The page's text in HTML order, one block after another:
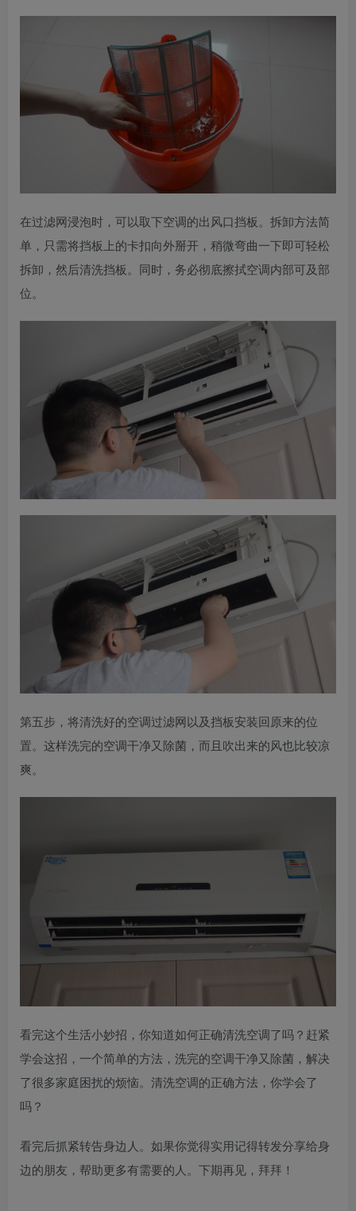
在过滤网浸泡时，可以取下空调的出风口挡板。拆卸方法简
单，只需将挡板上的卡扣向外掰开，稍微弯曲一下即可轻松
拆卸，然后清洗挡板。同时，务必彻底擦拭空调内部可及部
位。
第五步，将清洗好的空调过滤网以及挡板安装回原来的位
置。这样洗完的空调干净又除菌，而且吹出来的风也比较凉
爽。
看完这个生活小妙招，你知道如何正确清洗空调了吗？赶紧
学会这招，一个简单的方法，洗完的空调干净又除菌，解决
了很多家庭困扰的烦恼。清洗空调的正确方法，你学会了
吗？
看完后抓紧转告身边人。如果你觉得实用记得转发分享给身
边的朋友，帮助更多有需要的人。下期再见，拜拜！